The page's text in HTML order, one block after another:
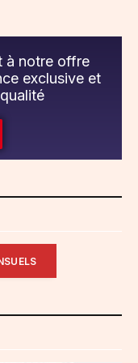
à notre offre
exclusive et